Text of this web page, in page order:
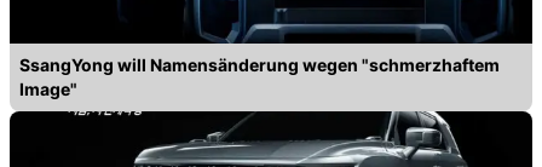
SsangYong will Namensänderung wegen "schmerzhaftem
Image"